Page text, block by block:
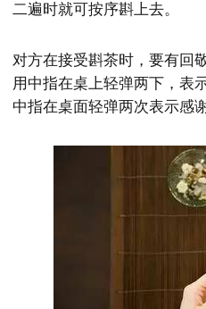
二遍时就可按序斟上去。
对方在接受斟茶时，要有回
用中指在桌上轻弹两下，表
中指在桌面轻弹两次表示感谢